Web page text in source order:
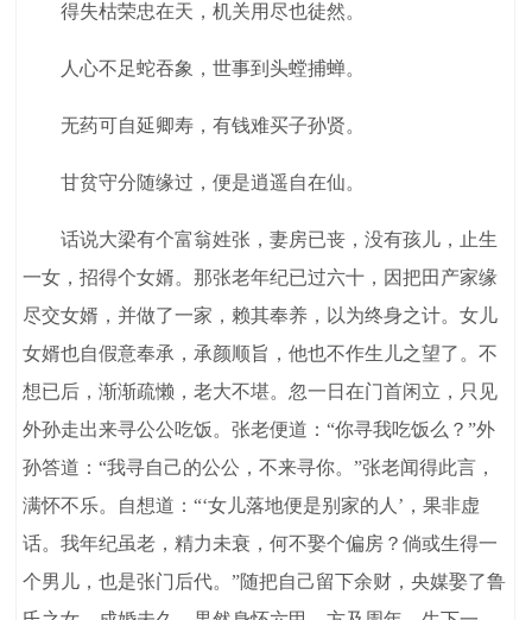
得失枯荣忠在天，机关用尽也徒然。
人心不足蛇吞象，世事到头螳捕蝉。
无药可自延卿寿，有钱难买子孙贤。
甘贫守分随缘过，便是逍遥自在仙。
话说大梁有个富翁姓张，妻房已丧，没有孩儿，止生
一女，招得个女婿。那张老年纪已过六十，因把田产家缘
尽交女婿，并做了一家，赖其奉养，以为终身之计。女儿
女婿也自假意奉承，承颜顺旨，他也不作生儿之望了。不
想已后，渐渐疏懒，老大不堪。忽一日在门首闲立，只见
外孙走出来寻公公吃饭。张老便道：“你寻我吃饭么？”外
孙答道：“我寻自己的公公，不来寻你。”张老闻得此言，
满怀不乐。自想道：“‘女儿落地便是别家的人’，果非虚
话。我年纪虽老，精力未衰，何不娶个偏房？倘或生得一
个男儿，也是张门后代。”随把自己留下余财，央媒娶了鲁